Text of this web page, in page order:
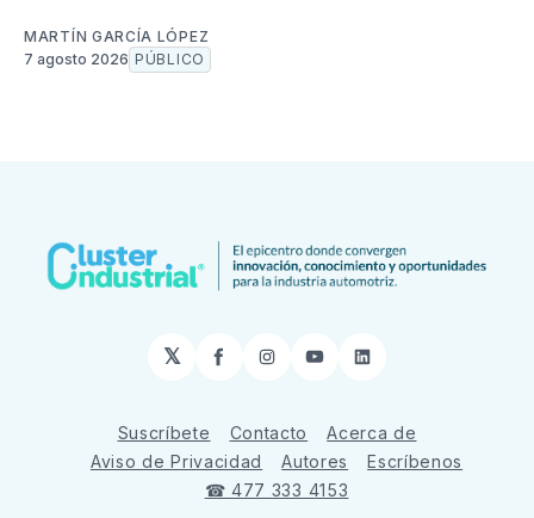
MARTÍN GARCÍA LÓPEZ
7 agosto 2026 PÚBLICO
𝕏 Facebook
Instagram
YouTubeLinkedIn
Suscríbete Contacto
Acerca de
Aviso de Privacidad
Autores
Escríbenos
☎ 477 333 4153